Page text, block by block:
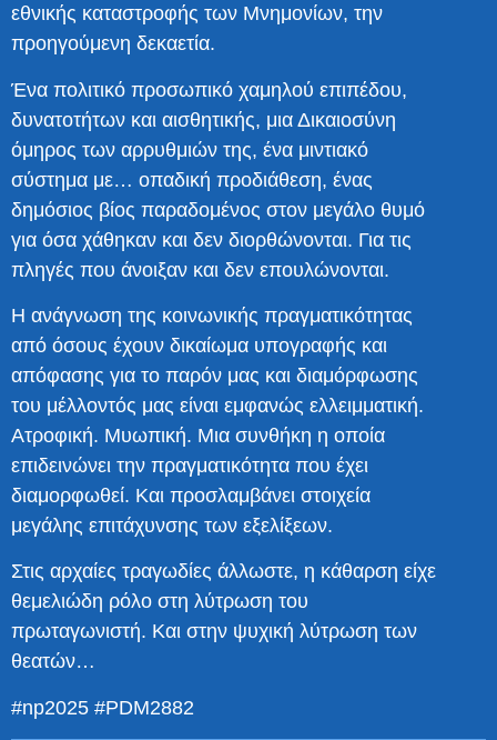
εθνικής καταστροφής των Μνημονίων, την
προηγούμενη δεκαετία.
Ένα πολιτικό προσωπικό χαμηλού επιπέδου,
δυνατοτήτων και αισθητικής, μια Δικαιοσύνη
όμηρος των αρρυθμιών της, ένα μιντιακό
σύστημα με… οπαδική προδιάθεση, ένας
δημόσιος βίος παραδομένος στον μεγάλο θυμό
για όσα χάθηκαν και δεν διορθώνονται. Για τις
πληγές που άνοιξαν και δεν επουλώνονται.
Η ανάγνωση της κοινωνικής πραγματικότητας
από όσους έχουν δικαίωμα υπογραφής και
απόφασης για το παρόν μας και διαμόρφωσης
του μέλλοντός μας είναι εμφανώς ελλειμματική.
Ατροφική. Μυωπική. Μια συνθήκη η οποία
επιδεινώνει την πραγματικότητα που έχει
διαμορφωθεί. Και προσλαμβάνει στοιχεία
μεγάλης επιτάχυνσης των εξελίξεων.
Στις αρχαίες τραγωδίες άλλωστε, η κάθαρση είχε
θεμελιώδη ρόλο στη λύτρωση του
πρωταγωνιστή. Και στην ψυχική λύτρωση των
θεατών…
#np2025 #PDM2882